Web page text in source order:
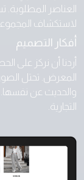
العناصر
لاستكشاف
أفكار التصميم
أردنا أن نركز على
المعرض. تحتل الصور
والحديث عن نفسها.
التجارية.